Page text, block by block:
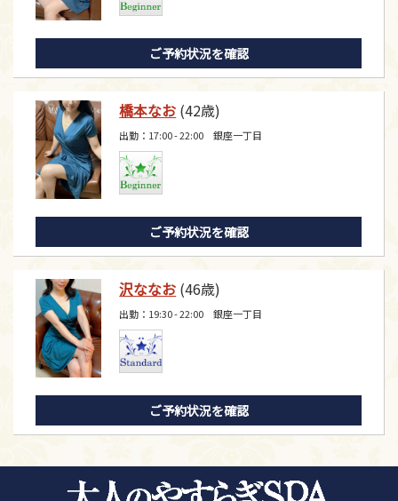
ご予約状況を確認
橋本なお (42歳)
出勤：17:00 - 22:00 銀座一丁目
ご予約状況を確認
沢ななお (46歳)
出勤：19:30 - 22:00 銀座一丁目
ご予約状況を確認